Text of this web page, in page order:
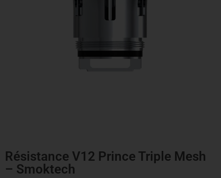
Résistance V12 Prince Triple Mesh
– Smoktech